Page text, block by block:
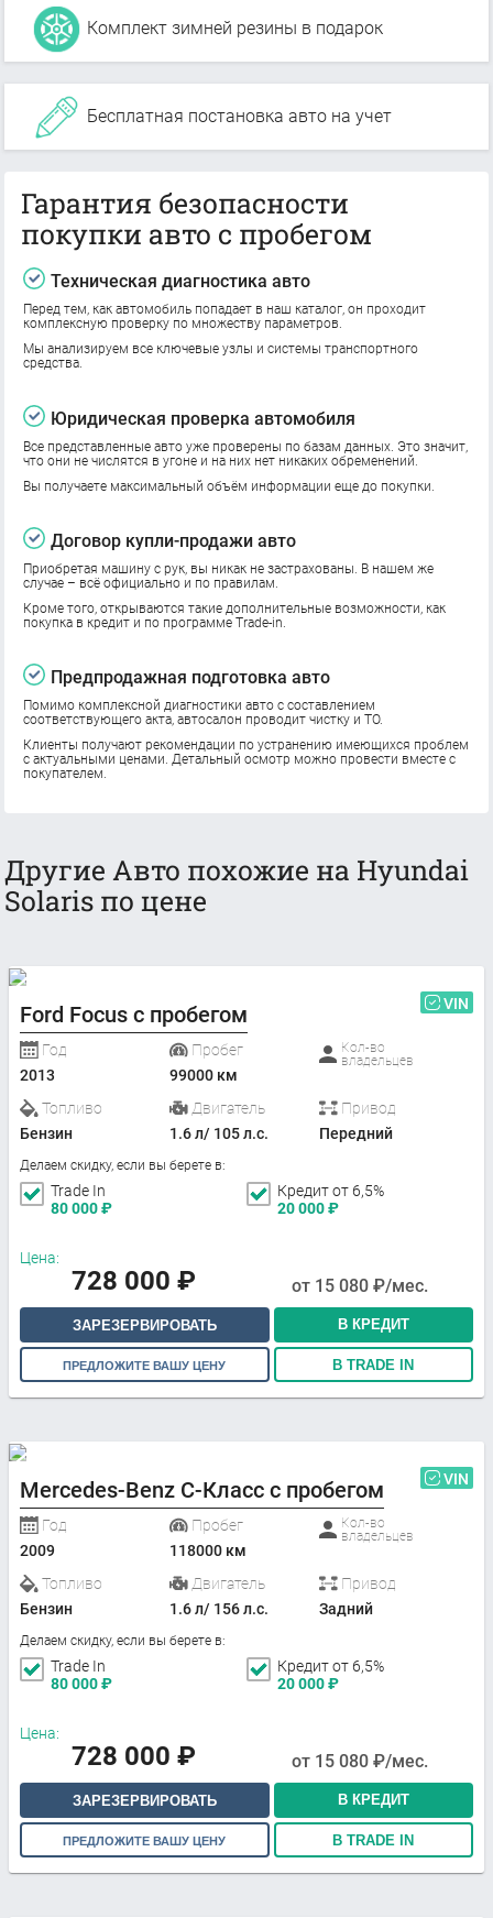
Комплект зимней резины в подарок
Бесплатная постановка авто на учет
Гарантия безопасности
покупки авто с пробегом
Техническая диагностика авто
Перед тем, как автомобиль попадает в наш каталог, он проходит
комплексную проверку по множеству параметров.
Мы анализируем все ключевые узлы и системы транспортного
средства.
Юридическая проверка автомобиля
Все представленные авто уже проверены по базам данных. Это значит,
что они не числятся в угоне и на них нет никаких обременений.
Вы получаете максимальный объём информации еще до покупки.
Договор купли-продажи авто
Приобретая машину с рук, вы никак не застрахованы. В нашем же
случае – всё официально и по правилам.
Кроме того, открываются такие дополнительные возможности, как
покупка в кредит и по программе Trade-in.
Предпродажная подготовка авто
Помимо комплексной диагностики авто с составлением
соответствующего акта, автосалон проводит чистку и ТО.
Клиенты получают рекомендации по устранению имеющихся проблем
с актуальными ценами. Детальный осмотр можно провести вместе с
покупателем.
Другие Авто похожие на Hyundai
Solaris по цене
Ford Focus с пробегом VIN
Год
2013
Пробег
99000 км
Кол-во
владельцев
Топливо
Бензин
Двигатель
1.6 л/ 105 л.с.
Привод
Передний
Делаем скидку, если вы берете в:
Trade In
80 000₽
Кредит от 6,5%
20 000₽
Цена:
728 000 ₽ от 15 080 ₽/мес.
ЗАРЕЗЕРВИРОВАТЬ В КРЕДИТ
ПРЕДЛОЖИТЕ ВАШУ ЦЕНУ В TRADE IN
Mercedes-Benz C-Класс с пробегом VIN
Год
2009
Пробег
118000 км
Кол-во
владельцев
Топливо
Бензин
Двигатель
1.6 л/ 156 л.с.
Привод
Задний
Делаем скидку, если вы берете в:
Trade In
80 000₽
Кредит от 6,5%
20 000₽
Цена:
728 000 ₽ от 15 080 ₽/мес.
ЗАРЕЗЕРВИРОВАТЬ В КРЕДИТ
ПРЕДЛОЖИТЕ ВАШУ ЦЕНУ В TRADE IN